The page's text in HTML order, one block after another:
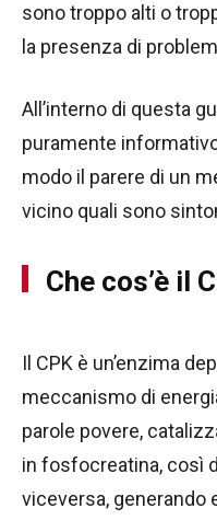
sono troppo alti o
la presenza di
All’interno di questa
puramente
modo il parere di un
vicino quali sono
Che cos’è il
Il CPK è un’enzima
meccanismo di
parole povere,
in fosfocreatina, così
viceversa, generando